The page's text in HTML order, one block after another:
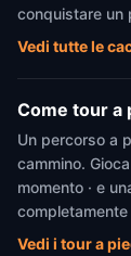
conquistare un
Vedi tutte le
Come tour a
Un percorso a
cammino.
momento · e
completamente
Vedi i tour a